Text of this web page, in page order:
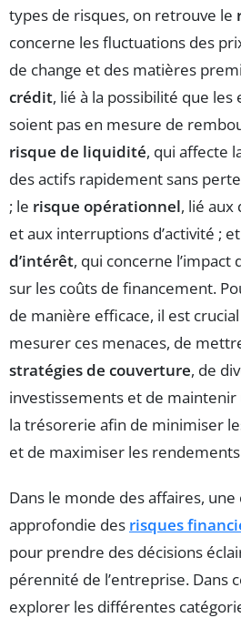
types de risques, on retrouve le
concerne les fluctuations des
de change et des matières
crédit, lié à la possibilité que
soient pas en mesure de
risque de liquidité, qui affecte
des actifs rapidement sans
; le risque opérationnel, lié aux
et aux interruptions d’activité ;
d’intérêt, qui concerne l’impact
sur les coûts de financement.
de manière efficace, il est
mesurer ces menaces, de
stratégies de couverture, de
investissements et de
la trésorerie afin de minimiser
et de maximiser les
Dans le monde des affaires,
approfondie des risques
pour prendre des décisions
pérennité de l’entreprise. Dans
explorer les différentes